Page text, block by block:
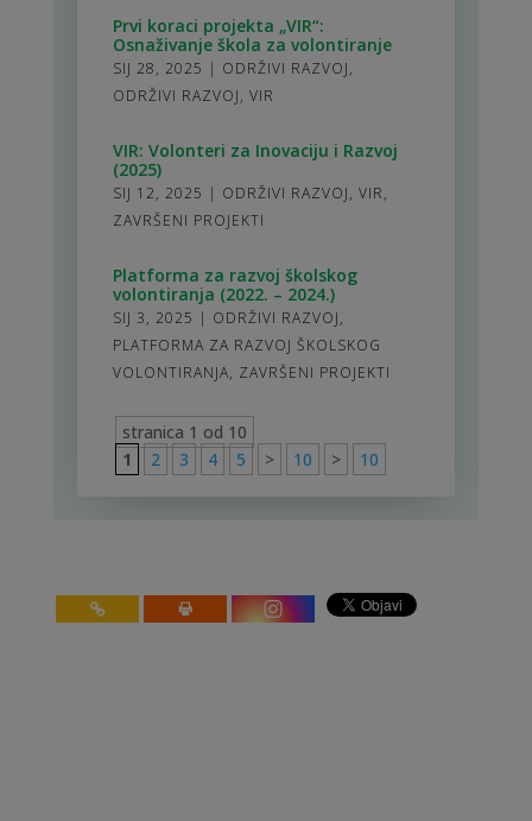
Prvi koraci projekta „VIR“:
Osnaživanje škola za volontiranje
SIJ 28, 2025 | ODRŽIVI RAZVOJ,
ODRŽIVI RAZVOJ, VIR
VIR: Volonteri za Inovaciju i Razvoj
(2025)
SIJ 12, 2025 | ODRŽIVI RAZVOJ, VIR,
ZAVRŠENI PROJEKTI
Platforma za razvoj školskog
volontiranja (2022. – 2024.)
SIJ 3, 2025 | ODRŽIVI RAZVOJ,
PLATFORMA ZA RAZVOJ ŠKOLSKOG
VOLONTIRANJA, ZAVRŠENI PROJEKTI
stranica 1 od 10
1
2 3 4 5 > 10 > 10